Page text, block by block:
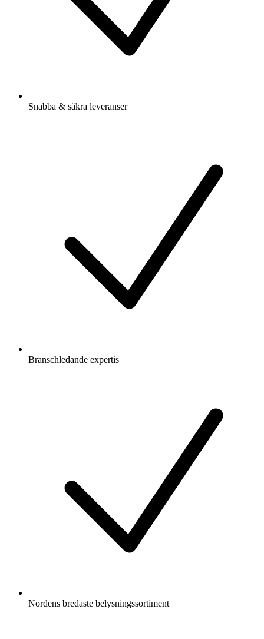
Snabba & säkra leveranser
Branschledande expertis
Nordens bredaste belysningssortiment